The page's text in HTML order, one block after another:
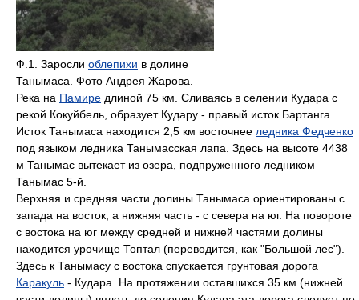
Ф.1. Заросли облепихи в долине
Танымаса. Фото Андрея Жарова.
Река на Памире длиной 75 км. Сливаясь в селении Кудара с
рекой Кокуйбель, образует Кудару - правый исток Бартанга.
Исток Танымаса находится 2,5 км восточнее ледника Федченко
под языком ледника Танымасская лапа. Здесь на высоте 4438
м Танымас вытекает из озера, подпруженного ледником
Танымас 5-й.
Верхняя и средняя части долины Танымаса ориентированы с
запада на восток, а нижняя часть - с севера на юг. На повороте
с востока на юг между средней и нижней частями долины
находится урочище Топтал (переводится, как "Большой лес").
Здесь к Танымасу с востока спускается грунтовая дорога
Каракуль - Кудара. На протяжении оставшихся 35 км (нижней